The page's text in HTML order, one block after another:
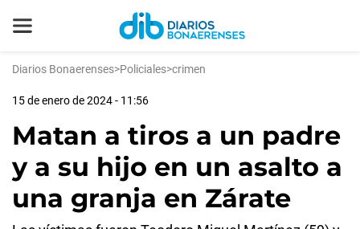
Diarios Bonaerenses>Policiales>crimen
15 de enero de 2024 - 11:56
Matan a tiros a un padre
y a su hijo en un asalto a
una granja en Zárate